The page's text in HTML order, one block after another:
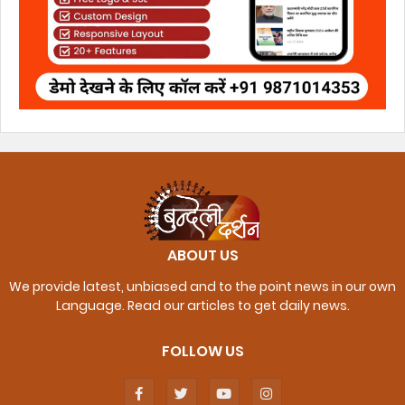
ABOUT US
We provide latest, unbiased and to the point news in our own
Language. Read our articles to get daily news.
FOLLOW US